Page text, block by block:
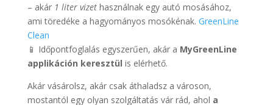
– akár 1 liter vizethasználnak egy autó mosásához,
ami töredéke a hagyományos mosókénak. GreenLine
Clean
📱 Időpontfoglalás egyszerűen, akár a MyGreenLine
applikáción keresztül is elérhető.
Akár vásárolsz, akár csak áthaladsz a városon,
mostantól egy olyan szolgáltatás vár rád, ahol a